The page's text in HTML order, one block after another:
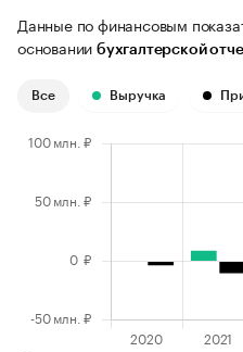
Данные по финансовым
основании бухгалтерской
Все Выручка